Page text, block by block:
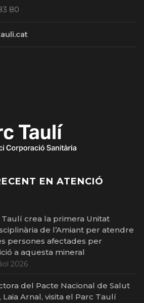
80
EN ATENCIÓ
Taulí crea la primera Unitat
de l’Amiant per atendre
persones afectades per
a aquesta mineral
2026
del Pacte Nacional de Salut
Laia Arnal, visita el Parc Taulí